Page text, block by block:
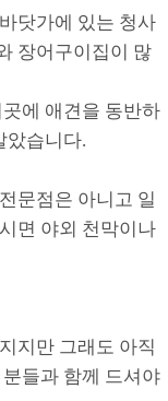
닷가에 있는 청사
장어구이집이 많
에 애견을 동반하
았습니다.
문점은 아니고 일
면 야외 천막이나
지만 그래도 아직
들과 함께 드셔야